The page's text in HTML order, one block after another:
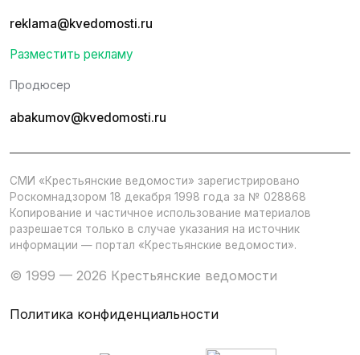
reklama@kvedomosti.ru
Разместить рекламу
Продюсер
abakumov@kvedomosti.ru
СМИ «Крестьянские ведомости» зарегистрировано
Роскомнадзором 18 декабря 1998 года за № 028868
Копирование и частичное использование материалов
разрешается только в случае указания на источник
информации — портал «Крестьянские ведомости».
© 1999 — 2026 Крестьянские ведомости
Политика конфиденциальности